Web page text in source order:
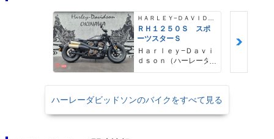
ＲＨ１２５０Ｓ スポ
ーツスターＳ
Ｈａｒｌｅｙ−Ｄａｖｉ
ｄｓｏｎ（ハーレーダ
ハーレーダビッドソンのバイクをすべて見る